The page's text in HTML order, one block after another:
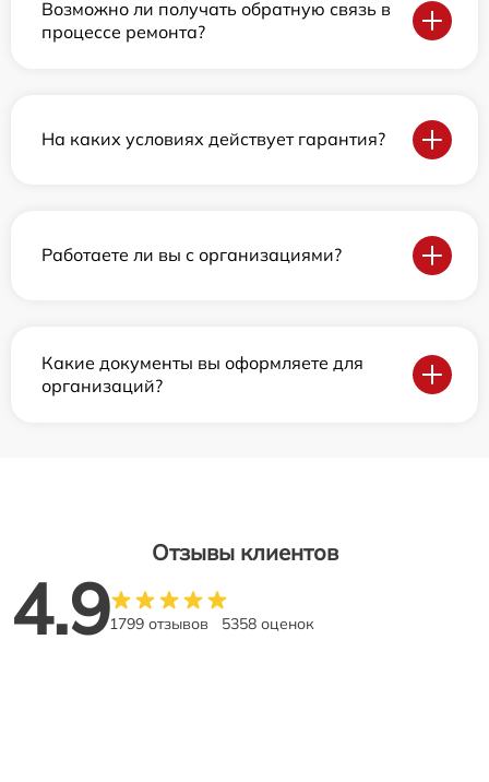
Возможно ли получать обратную связь в
процессе ремонта?
На каких условиях действует гарантия?
Работаете ли вы с организациями?
Какие документы вы оформляете для
организаций?
Отзывы клиентов
4.91799 отзывов 5358 оценок